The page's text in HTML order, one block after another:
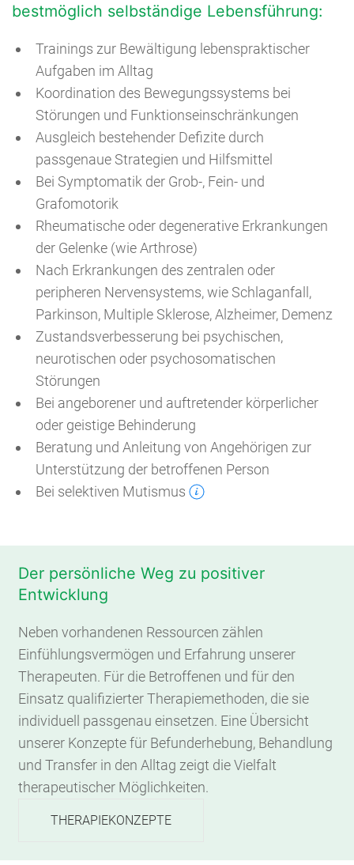
bestmöglich selbständige Lebensführung:
Trainings zur Bewältigung lebenspraktischer
Aufgaben im Alltag
Koordination des Bewegungssystems bei
Störungen und Funktionseinschränkungen
Ausgleich bestehender Defizite durch
passgenaue Strategien und Hilfsmittel
Bei Symptomatik der Grob-, Fein- und
Grafomotorik
Rheumatische oder degenerative Erkrankungen
der Gelenke (wie Arthrose)
Nach Erkrankungen des zentralen oder
peripheren Nervensystems, wie Schlaganfall,
Parkinson, Multiple Sklerose, Alzheimer, Demenz
Zustandsverbesserung bei psychischen,
neurotischen oder psychosomatischen
Störungen
Bei angeborener und auftretender körperlicher
oder geistige Behinderung
Beratung und Anleitung von Angehörigen zur
Unterstützung der betroffenen Person
Bei selektiven Mutismus
Der persönliche Weg zu positiver
Entwicklung
Neben vorhandenen Ressourcen zählen
Einfühlungsvermögen und Erfahrung unserer
Therapeuten. Für die Betroffenen und für den
Einsatz qualifizierter Therapiemethoden, die sie
individuell passgenau einsetzen. Eine Übersicht
unserer Konzepte für Befunderhebung, Behandlung
und Transfer in den Alltag zeigt die Vielfalt
therapeutischer Möglichkeiten.
THERAPIEKONZEPTE